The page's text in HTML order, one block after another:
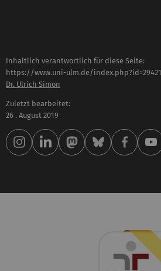
Inhaltlich verantwortlich für diese Seite:
https://www.uni-ulm.de/index.php?id=29421
Dr. Ulrich Simon
Zuletzt bearbeitet:
26 . August 2019